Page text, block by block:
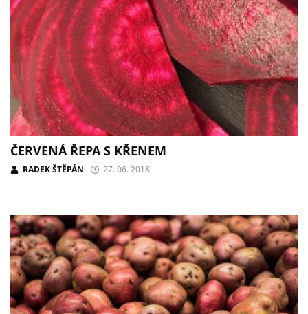
ČERVENÁ ŘEPA S KŘENEM
RADEK ŠTĚPÁN 27. 06. 2018